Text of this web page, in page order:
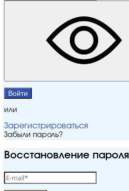
Войти
или
Зарегистрироваться
Забыли пароль?
Восстановление пароля